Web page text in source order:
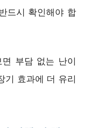
드시 확인해야 합
부담 없는 난이
기 효과에 더 유리